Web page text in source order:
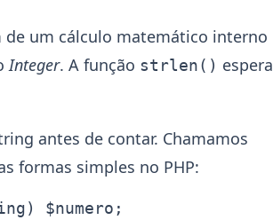
um cálculo matemático interno
Integer. A função strlen() espera
antes de contar. Chamamos
formas simples no PHP:
$numero;